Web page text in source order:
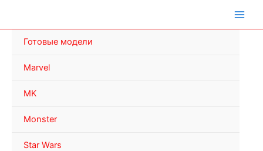
Готовые модели
Marvel
MK
Monster
Star Wars